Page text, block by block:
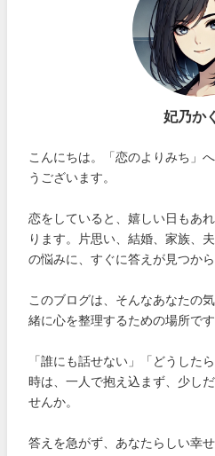
妃乃か
こんにちは。「恋のよりみち」
うございます。
恋をしていると、嬉しい日もあ
ります。片思い、結婚、家族、
の悩みに、すぐに答えが見つか
このブログは、そんなあなたの
緒に心を整理するための場所です
「誰にも話せない」「どうした
時は、一人で抱え込まず、少し
せんか。
答えを急がず、あなたらしい幸